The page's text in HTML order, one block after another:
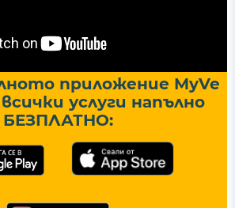
приложение MyVe
услуги напълно
БЕЗПЛАТНО: